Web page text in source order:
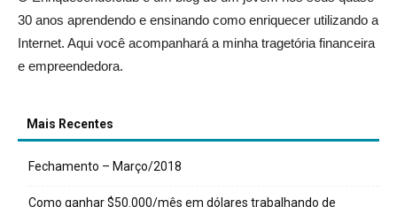
30 anos aprendendo e ensinando como enriquecer utilizando a
Internet. Aqui você acompanhará a minha tragetória financeira
e empreendedora.
Mais Recentes
Fechamento – Março/2018
Como ganhar $50.000/mês em dólares trabalhando de